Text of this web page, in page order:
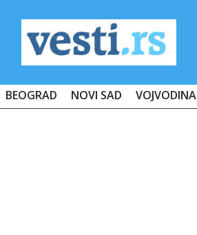
BEOGRAD NOVI SAD VOJVODINA